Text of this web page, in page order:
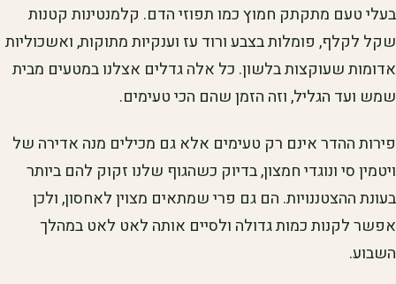
בעלי טעם מתקתק חמוץ כמו תפוזי הדם. קלמנטינות קטנות
שקל לקלף, פומלות בצבע ורוד עז וענקיות מתוקות, ואשכוליות
אדומות שעוקצות בלשון. כל אלה גדלים אצלנו במטעים מבית
שמש ועד הגליל, וזה הזמן שהם הכי טעימים.
פירות ההדר אינם רק טעימים אלא גם מכילים מנה אדירה של
ויטמין סי ונוגדי חמצון, בדיוק כשהגוף שלנו זקוק להם ביותר
בעונת ההצטננויות. הם גם פרי שמתאים מצוין לאחסון, ולכן
אפשר לקנות כמות גדולה ולסיים אותה לאט לאט במהלך
השבוע.